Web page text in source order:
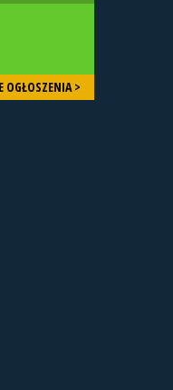
OGŁOSZENIA >